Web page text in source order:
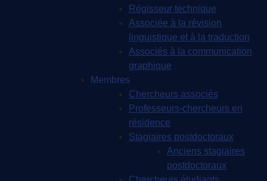
Régisseur technique
Associée à la révision
linguistique et à la traduction
Associés à la communication
graphique
Membres
Chercheurs associés
Professeurs-chercheurs en
résidence
Stagiaires postdoctoraux
Anciens stagiaires
postdoctoraux